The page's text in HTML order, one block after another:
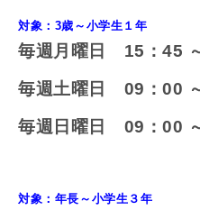
対象：3歳～小学生１年
毎週月曜日 15：45
毎週土曜日 09：00
毎週日曜日 09：00
対象：年長～小学生３年